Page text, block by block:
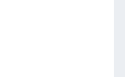
имеющиеся в